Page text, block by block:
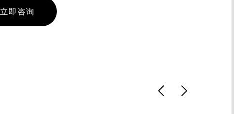
立即咨询